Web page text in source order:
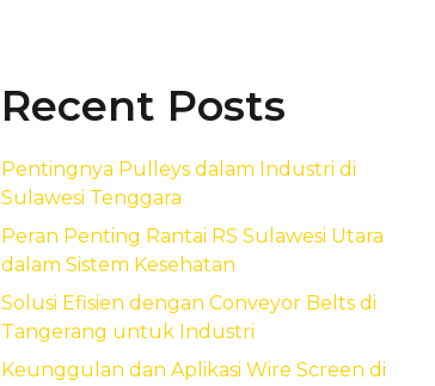
Recent Posts
Pentingnya Pulleys dalam Industri di
Sulawesi Tenggara
Peran Penting Rantai RS Sulawesi Utara
dalam Sistem Kesehatan
Solusi Efisien dengan Conveyor Belts di
Tangerang untuk Industri
Keunggulan dan Aplikasi Wire Screen di